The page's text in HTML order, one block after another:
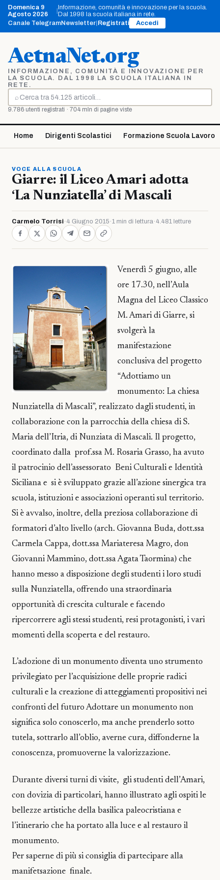
Vai
contenuto
Domenica 9
Agosto 2026
|Informazione, comunità e innovazione per la scuola.
Dal 1998 la scuola italiana in rete.
Canale TelegramNewsletter Registrati Accedi
AetnaNet.org
INFORMAZIONE, COMUNITÀ E INNOVAZIONE PER
LA SCUOLA. DAL 1998 LA SCUOLA ITALIANA IN
RETE.
⌕
Cerca
9.786 utenti registrati · 704 mln di pagine viste
Home Dirigenti Scolastici Formazione Scuola Lavoro
VOCE ALLA SCUOLA
Giarre: il Liceo Amari adotta
‘La Nunziatella’ di Mascali
Carmelo Torrisi · 4 Giugno 2015 ·1 min di lettura· 4.481 letture
Venerdì 5 giugno, alle
ore 17.30, nell’Aula
Magna del Liceo Classico
M. Amari di Giarre, si
svolgerà la
manifestazione
conclusiva del progetto
“Adottiamo un
monumento: La chiesa
Nunziatella di Mascali”, realizzato dagli studenti, in
collaborazione con la parrocchia della chiesa di S.
Maria dell’Itria, di Nunziata di Mascali. Il progetto,
coordinato dalla prof.ssa M. Rosaria Grasso, ha avuto
il patrocinio dell’assessorato Beni Culturali e Identità
Siciliana e si è sviluppato grazie all’azione sinergica tra
scuola, istituzioni e associazioni operanti sul territorio.
Si è avvalso, inoltre, della preziosa collaborazione di
formatori d’alto livello (arch. Giovanna Buda, dott.ssa
Carmela Cappa, dott.ssa Mariateresa Magro, don
Giovanni Mammino, dott.ssa Agata Taormina) che
hanno messo a disposizione degli studenti i loro studi
sulla Nunziatella, offrendo una straordinaria
opportunità di crescita culturale e facendo
ripercorrere agli stessi studenti, resi protagonisti, i vari
momenti della scoperta e del restauro.
L’adozione di un monumento diventa uno strumento
privilegiato per l’acquisizione delle proprie radici
culturali e la creazione di atteggiamenti propositivi nei
confronti del futuro Adottare un monumento non
significa solo conoscerlo, ma anche prenderlo sotto
tutela, sottrarlo all’oblio, averne cura, diffonderne la
conoscenza, promuoverne la valorizzazione.
Durante diversi turni di visite, gli studenti dell’Amari,
con dovizia di particolari, hanno illustrato agli ospiti le
bellezze artistiche della basilica paleocristiana e
l’itinerario che ha portato alla luce e al restauro il
monumento.
Per saperne di più si consiglia di partecipare alla
manifetsazione finale.